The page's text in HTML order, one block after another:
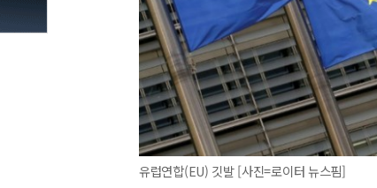
유럽연합(EU) 깃발 [사진=로이터 뉴스핌]